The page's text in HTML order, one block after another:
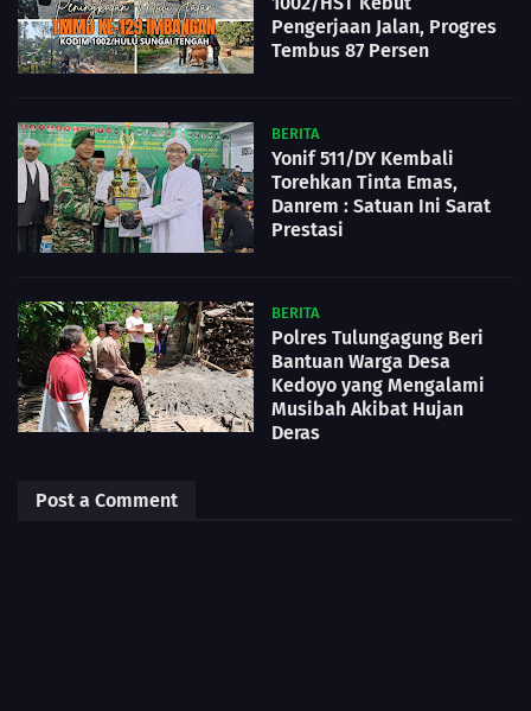
Pengerjaan Jalan, Progres
Tembus 87 Persen
BERITA
Yonif 511/DY Kembali
Torehkan Tinta Emas,
Danrem : Satuan Ini Sarat
Prestasi
BERITA
Polres Tulungagung Beri
Bantuan Warga Desa
Kedoyo yang Mengalami
Musibah Akibat Hujan
Deras
Post a Comment